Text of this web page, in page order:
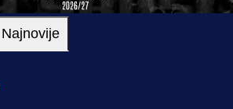
Najnovije